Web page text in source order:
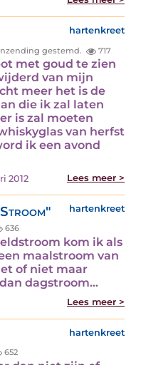
hartenkreet
gestemd. 717
met goud te zien
van mijn
meer het is de
die ik zal laten
is zal moeten
van herfst
ik een avond
2012 Lees meer >
hartenkreet
636
kom ik als
maalstroom van
of niet maar
dagstroom…
Lees meer >
hartenkreet
652